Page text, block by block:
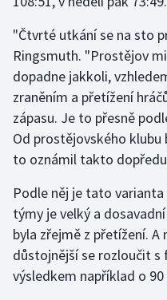
Gymnastika
Házená
Jezdectví
Judo
Krasobruslení
Lezení
Lyže a snowboard
"Čtvrté utkání se na sto
Ringsmuth. "Prostějov
dopadne jakkoli,
zraněním a přetížení
zápasu. Je to přesně
Od prostějovského
to oznámil takto
Podle něj je tato
týmy je velký a
byla zřejmě z přetížení.
důstojnější se rozloučit
výsledkem například o